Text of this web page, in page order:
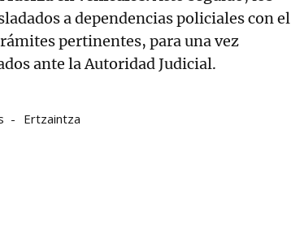
a dependencias policiales con el
pertinentes, para una vez
ante la Autoridad Judicial.
Ertzaintza